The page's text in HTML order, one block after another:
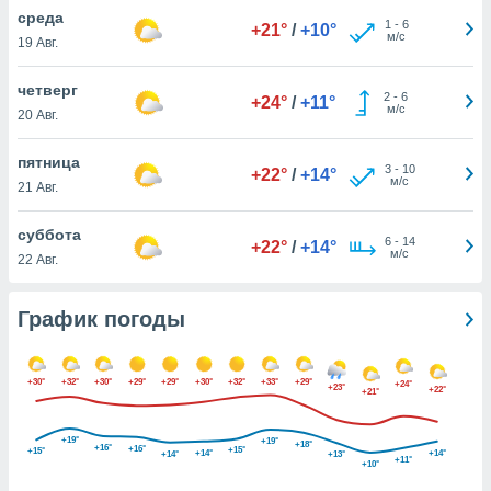
вы
установки
веб-
или
среда
19 Авг.
+21° / +10° 1 - 6
м/с
четверг
20 Авг.
+24° / +11° 2 -6
м/с
пятница
21 Авг.
+22° / +14° 3- 10
м/с
суббота
22 Авг.
+22° / +14° 6- 14
м/с
График погоды
+30° +32° +30° +29° +29° +30° +32° +33° +29°
+23° +21°
+24°
+22°
+15°
+19°
+16° +16°
+14° +14° +15°
+19°
+18°
+13°
+10°
+11°
+14°